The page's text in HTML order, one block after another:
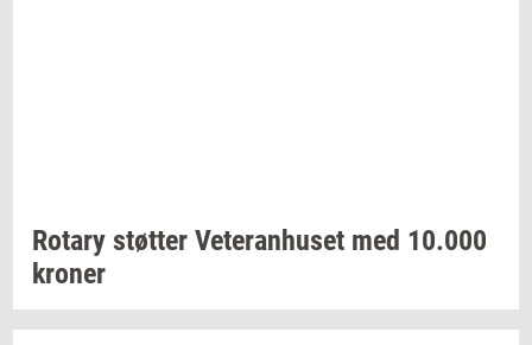
Ro­tary støt­ter Ve­te­ran­hu­set med 10.000
kro­ner